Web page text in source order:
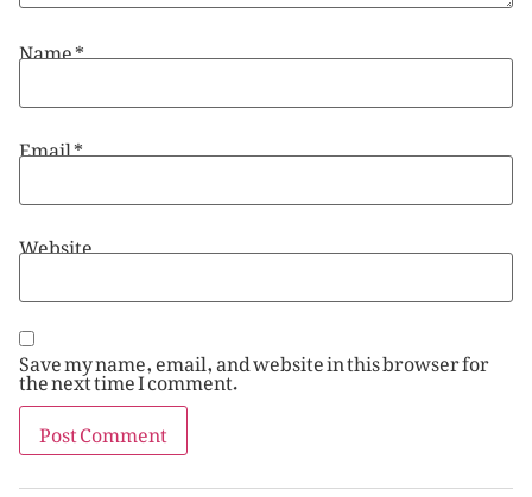
Name*
Email*
Website
Save my name, email, and website in this browser for
the next time I comment.